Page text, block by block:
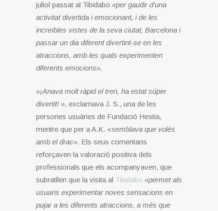
juliol passat al Tibidabo «per gaudir d’una
activitat divertida i emocionant, i de les
increïbles vistes de la seva ciutat, Barcelona i
passar un dia diferent divertint-se en les
atraccions, amb les quals experimenten
diferents emocions».
«¡Anava molt ràpid el tren, ha estat súper
divertit! », exclamava J. S., una de les
persones usuàries de Fundació Hestia,
mentre que per a A.K. «semblava que volés
amb el drac». Els seus comentaris
reforçaven la valoració positiva dels
professionals que els acompanyaven, que
subratllen que la visita al Tibidabo «permet als
usuaris experimentar noves sensacions en
pujar a les diferents atraccions, a més que